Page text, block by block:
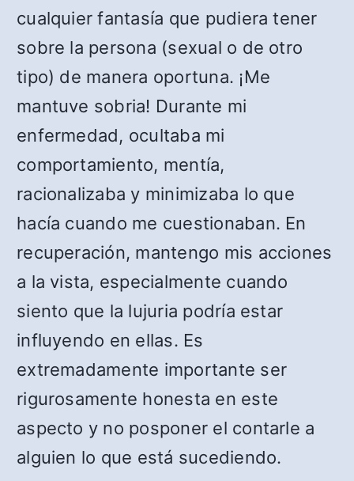
cualquier fantasía que pudiera tener
sobre la persona (sexual o de otro
tipo) de manera oportuna. ¡Me
mantuve sobria! Durante mi
enfermedad, ocultaba mi
comportamiento, mentía,
racionalizaba y minimizaba lo que
hacía cuando me cuestionaban. En
recuperación, mantengo mis acciones
a la vista, especialmente cuando
siento que la lujuria podría estar
influyendo en ellas. Es
extremadamente importante ser
rigurosamente honesta en este
aspecto y no posponer el contarle a
alguien lo que está sucediendo.